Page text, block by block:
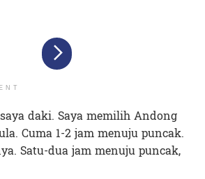
daki. Saya memilih Andong
Cuma 1-2 jam menuju puncak.
Satu-dua jam menuju puncak,